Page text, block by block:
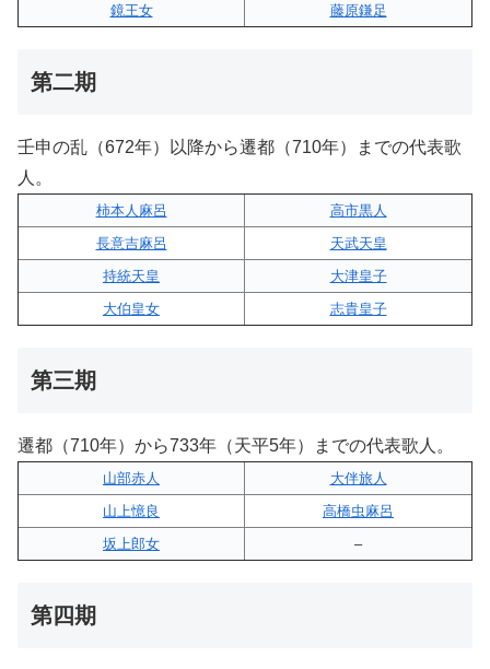
鏡王女
藤原鎌足
第二期
壬申の乱（672年）以降から遷都（710年）までの代表歌
人。
柿本人麻呂
高市黒人
長意吉麻呂
天武天皇
持統天皇
大津皇子
大伯皇女
志貴皇子
第三期
遷都（710年）から733年（天平5年）までの代表歌人。
山部赤人
大伴旅人
山上憶良
高橋虫麻呂
坂上郎女
–
第四期